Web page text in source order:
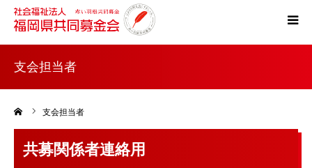
支会担当者
支会担当者
共募関係者連絡用
ホーム
災害支援